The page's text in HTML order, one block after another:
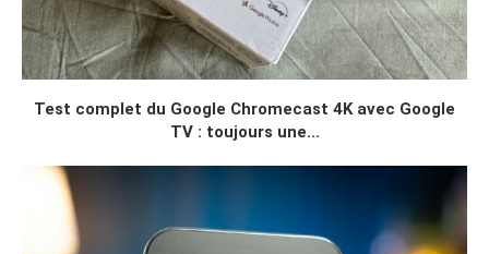
Test complet du Google Chromecast 4K avec Google
TV : toujours une...